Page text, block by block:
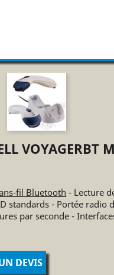
VOYAGERBT
fil Bluetooth - Lecture
standards - Portée radio
par seconde -
DEVIS